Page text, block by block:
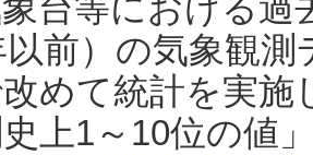
以前）の気象観
めて統計を実
上1～10位の値